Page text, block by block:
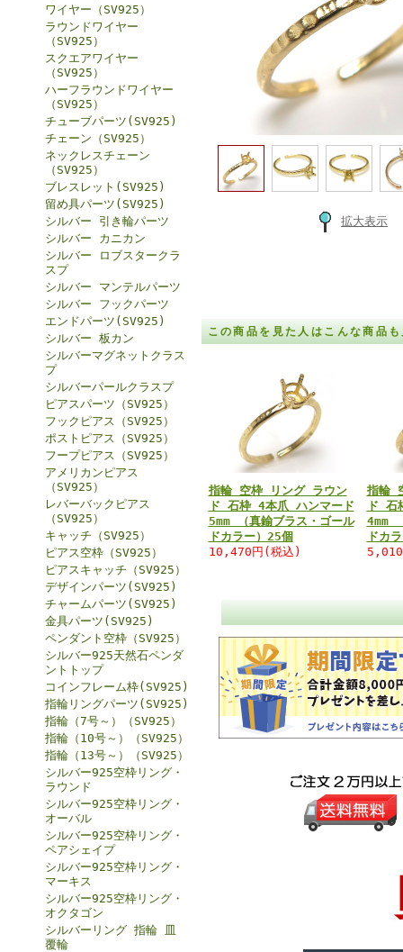
ワイヤー（SV925）
ラウンドワイヤー
（SV925）
スクエアワイヤー
（SV925）
ハーフラウンドワイヤー
（SV925）
チューブパーツ(SV925)
チェーン（SV925）
ネックレスチェーン
（SV925）
ブレスレット(SV925)
留め具パーツ(SV925)
シルバー 引き輪パーツ
シルバー カニカン
シルバー ロブスタークラ
スプ
シルバー マンテルパーツ
シルバー フックパーツ
エンドパーツ(SV925)
シルバー 板カン
シルバーマグネットクラス
プ
シルバーパールクラスプ
ピアスパーツ（SV925）
フックピアス（SV925）
ポストピアス（SV925）
フープピアス（SV925）
アメリカンピアス
（SV925）
レバーバックピアス
（SV925）
キャッチ（SV925）
ピアス空枠（SV925）
ピアスキャッチ（SV925）
デザインパーツ(SV925)
チャームパーツ(SV925)
金具パーツ(SV925)
ペンダント空枠（SV925）
シルバー925天然石ペンダ
ントトップ
コインフレーム枠(SV925)
指輪リングパーツ(SV925)
指輪（7号～）（SV925）
指輪（10号～）（SV925）
指輪（13号～）（SV925）
シルバー925空枠リング・
ラウンド
シルバー925空枠リング・
オーバル
シルバー925空枠リング・
ペアシェイプ
シルバー925空枠リング・
マーキス
シルバー925空枠リング・
オクタゴン
シルバーリング 指輪 皿
覆輪
拡大表示
この商品を見た人はこんな商品
指輪 空枠 リング ラウン
ド 石枠 4本爪 ハンマード
5mm （真鍮ブラス・ゴール
ドカラー）25個
10,470円(税込)
指輪
ド 石
4mm
ドカ